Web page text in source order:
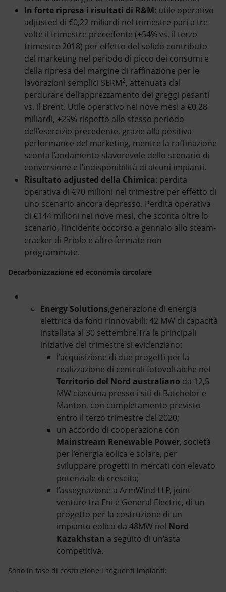
In forte ripresa i risultati di R&M: utile operativo
adjusted di €0,22 miliardi nel trimestre pari a tre
volte il trimestre precedente (+54% vs. il terzo
trimestre 2018) per effetto del solido contributo
del marketing nel periodo di picco dei consumi e
della ripresa del margine di raffinazione per le
lavorazioni semplici SERM2, attenuata dal
perdurare dell’apprezzamento dei greggi pesanti
vs. il Brent. Utile operativo nei nove mesi a €0,28
miliardi, +29% rispetto allo stesso periodo
dell’esercizio precedente, grazie alla positiva
performance del marketing, mentre la raffinazione
sconta l’andamento sfavorevole dello scenario di
conversione e l’indisponibilità di alcuni impianti.
Risultato adjusted della Chimica: perdita
operativa di €70 milioni nel trimestre per effetto di
uno scenario ancora depresso. Perdita operativa
di €144 milioni nei nove mesi, che sconta oltre lo
scenario, l’incidente occorso a gennaio allo steam-
cracker di Priolo e altre fermate non
programmate.
Decarbonizzazione ed economia circolare
Energy Solutions,generazione di energia
elettrica da fonti rinnovabili: 42 MW di capacità
installata al 30 settembre.Tra le principali
iniziative del trimestre si evidenziano:
l'acquisizione di due progetti per la
realizzazione di centrali fotovoltaiche nel
Territorio del Nord australiano da 12,5
MW ciascuna presso i siti di Batchelor e
Manton, con completamento previsto
entro il terzo trimestre del 2020;
un accordo di cooperazione con
Mainstream Renewable Power, società
per l’energia eolica e solare, per
sviluppare progetti in mercati con elevato
potenziale di crescita;
l’assegnazione a ArmWind LLP, joint
venture tra Eni e General Electric, di un
progetto per la costruzione di un
impianto eolico da 48MW nel Nord
Kazakhstan a seguito di un’asta
competitiva.
Sono in fase di costruzione i seguenti impianti: